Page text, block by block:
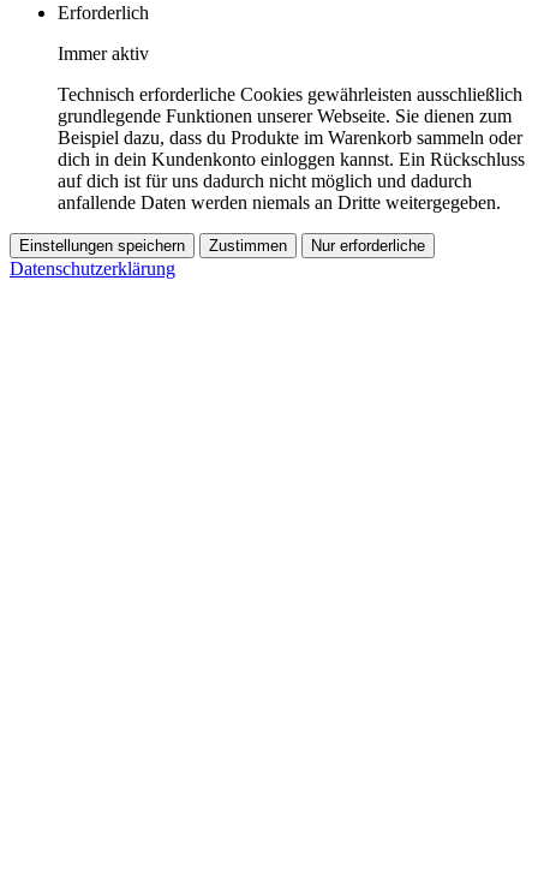
Erforderlich
Immer aktiv
Technisch erforderliche Cookies gewährleisten ausschließlich
grundlegende Funktionen unserer Webseite. Sie dienen zum
Beispiel dazu, dass du Produkte im Warenkorb sammeln oder
dich in dein Kundenkonto einloggen kannst. Ein Rückschluss
auf dich ist für uns dadurch nicht möglich und dadurch
anfallende Daten werden niemals an Dritte weitergegeben.
Einstellungen speichern Zustimmen Nur erforderliche
Datenschutzerklärung